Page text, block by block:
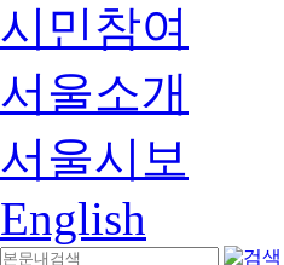
시민참여
서울소개
서울시보
English